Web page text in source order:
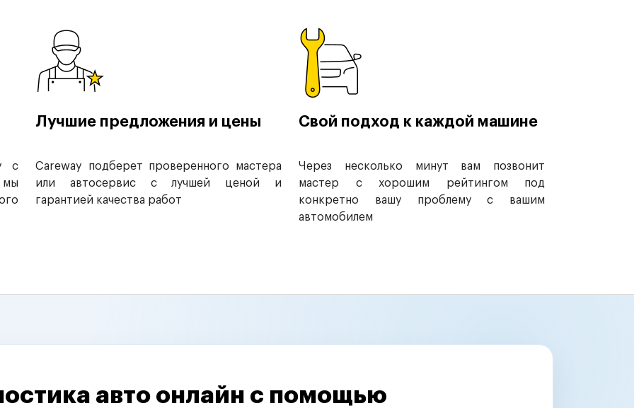
с
мы
Лучшие предложения и цены
Careway подберет проверенного мастера
или автосервис с лучшей ценой и
гарантией качества работ
Свой подход к каждой машине
Через несколько минут вам позвонит
мастер с хорошим рейтингом под
конкретно вашу проблему с вашим
автомобилем
авто онлайн с помощью